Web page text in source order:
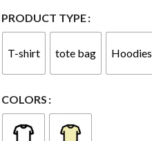
PRODUCT TYPE
T-shirt tote bag Hoodies
COLORS